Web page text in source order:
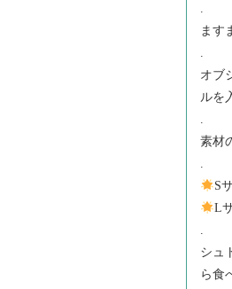
.
ます
.
オブ
ルを
.
素材
.
S
L
.
シュ
ら食